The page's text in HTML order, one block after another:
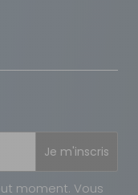
Je m'inscris
moment. Vous